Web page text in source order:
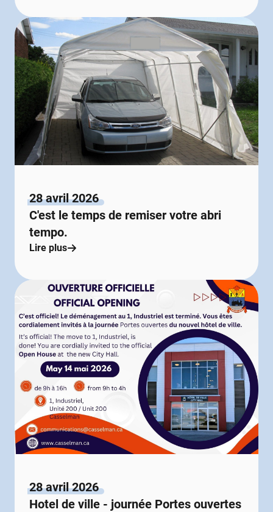
28 avril 2026
C'est le temps de remiser votre abri
tempo.
Lire plus
28 avril 2026
Hotel de ville - journée Portes ouvertes